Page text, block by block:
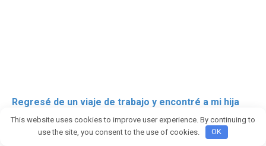
Regresé de un viaje de trabajo y encontré a mi hija
durmiendo en la cocina. Cuando abrí su habitación de
la infancia, me quedé pálida.
This website uses cookies to improve user experience. By continuing to
use the site, you consent to the use of cookies.
OK